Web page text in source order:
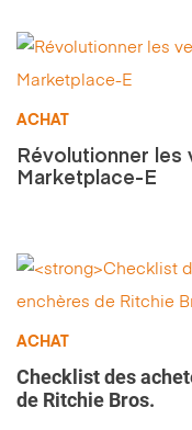
ACHAT
Révolutionner
Marketplace-E
ACHAT
Checklist des
de Ritchie Bros.